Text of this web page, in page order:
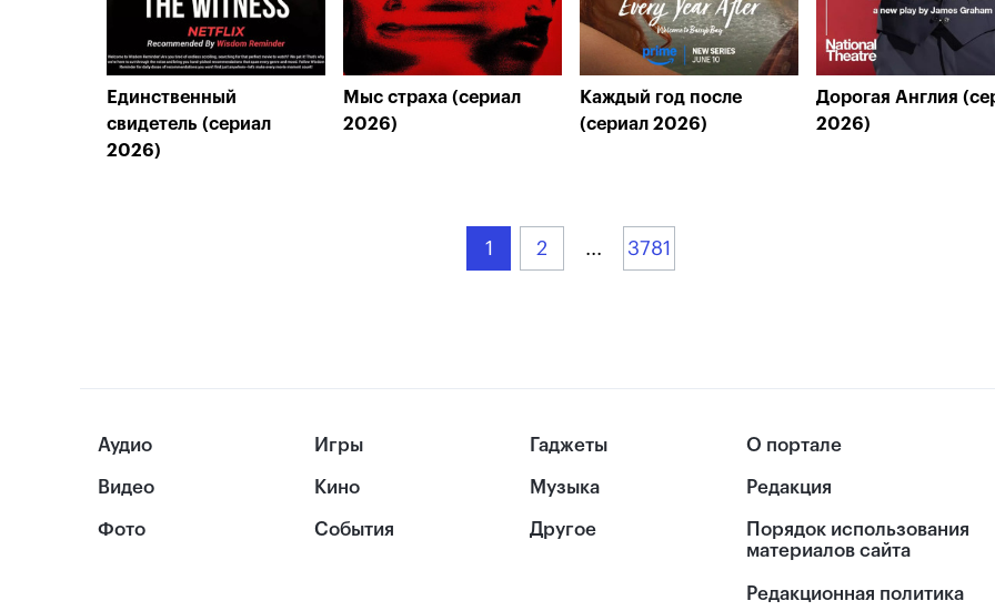
Единственный
свидетель (сериал
2026)
Мыс страха (сериал
2026)
Каждый год после
(сериал 2026)
Дорогая Англия
2026)
1 2 ... 3781
Аудио
Видео
Фото
Игры
Кино
События
Гаджеты
Музыка
Другое
О портале
Редакция
Порядок использования
материалов сайта
Редакционная политика